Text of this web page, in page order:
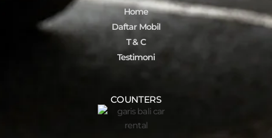
Home
Daftar Mobil
T & C
Testimoni
COUNTERS